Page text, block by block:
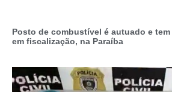
Posto de combustível é autuado e
em fiscalização, na Paraíba